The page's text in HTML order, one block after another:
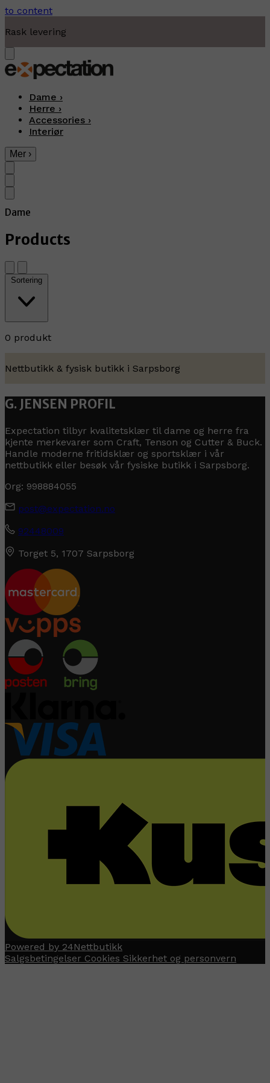
to content
Rask levering
Dame ›
Herre ›
Accessories ›
Interiør
Mer ›
Dame
Products
Sortering
0 produkt
Nettbutikk & fysisk butikk i Sarpsborg
G. JENSEN PROFIL
Expectation tilbyr kvalitetsklær til dame og herre fra
kjente merkevarer som Craft, Tenson og Cutter & Buck.
Handle moderne fritidsklær og sportsklær i vår
nettbutikk eller besøk vår fysiske butikk i Sarpsborg.
Org: 998884055
post@expectation.no
92448009
Torget 5, 1707 Sarpsborg
Powered by 24Nettbutikk
Salgsbetingelser Cookies Sikkerhet og personvern